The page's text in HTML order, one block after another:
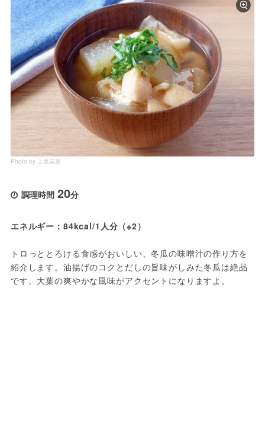
Photo by 上原花菜
調理時間 20分
エネルギー：84kcal/1人分（※2）
トロっととろける食感がおいしい、冬瓜の味噌汁の作り方を
紹介します。油揚げのコクとだしの旨味がしみた冬瓜は絶品
です。大葉の爽やかな風味がアクセントになりますよ。